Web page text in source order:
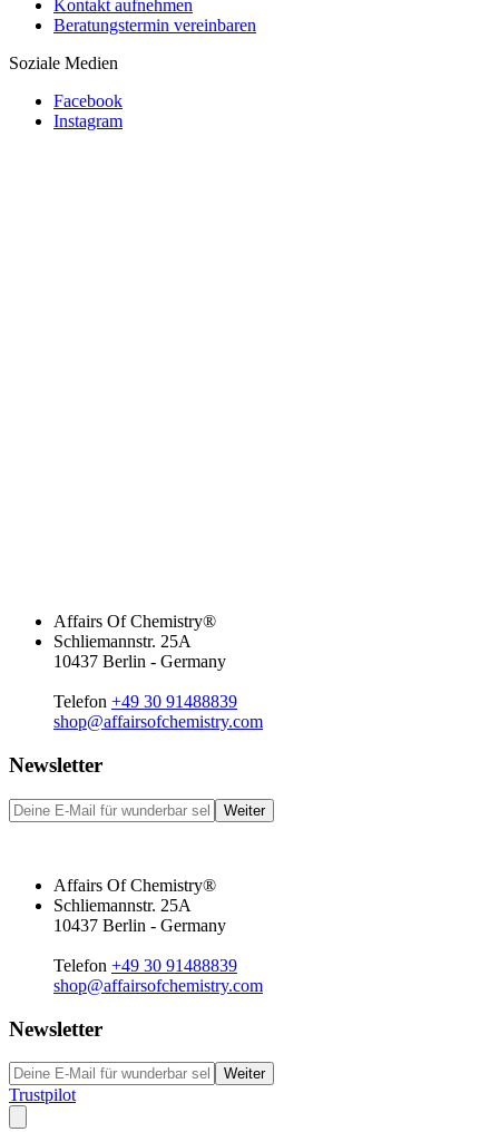
Kontakt aufnehmen
Beratungstermin vereinbaren
Soziale Medien
Facebook
Instagram
Affairs Of Chemistry®
Schliemannstr. 25A
10437 Berlin - Germany
Telefon +49 30 91488839
shop@affairsofchemistry.com
Newsletter
Weiter
Affairs Of Chemistry®
Schliemannstr. 25A
10437 Berlin - Germany
Telefon +49 30 91488839
shop@affairsofchemistry.com
Newsletter
Weiter
Trustpilot